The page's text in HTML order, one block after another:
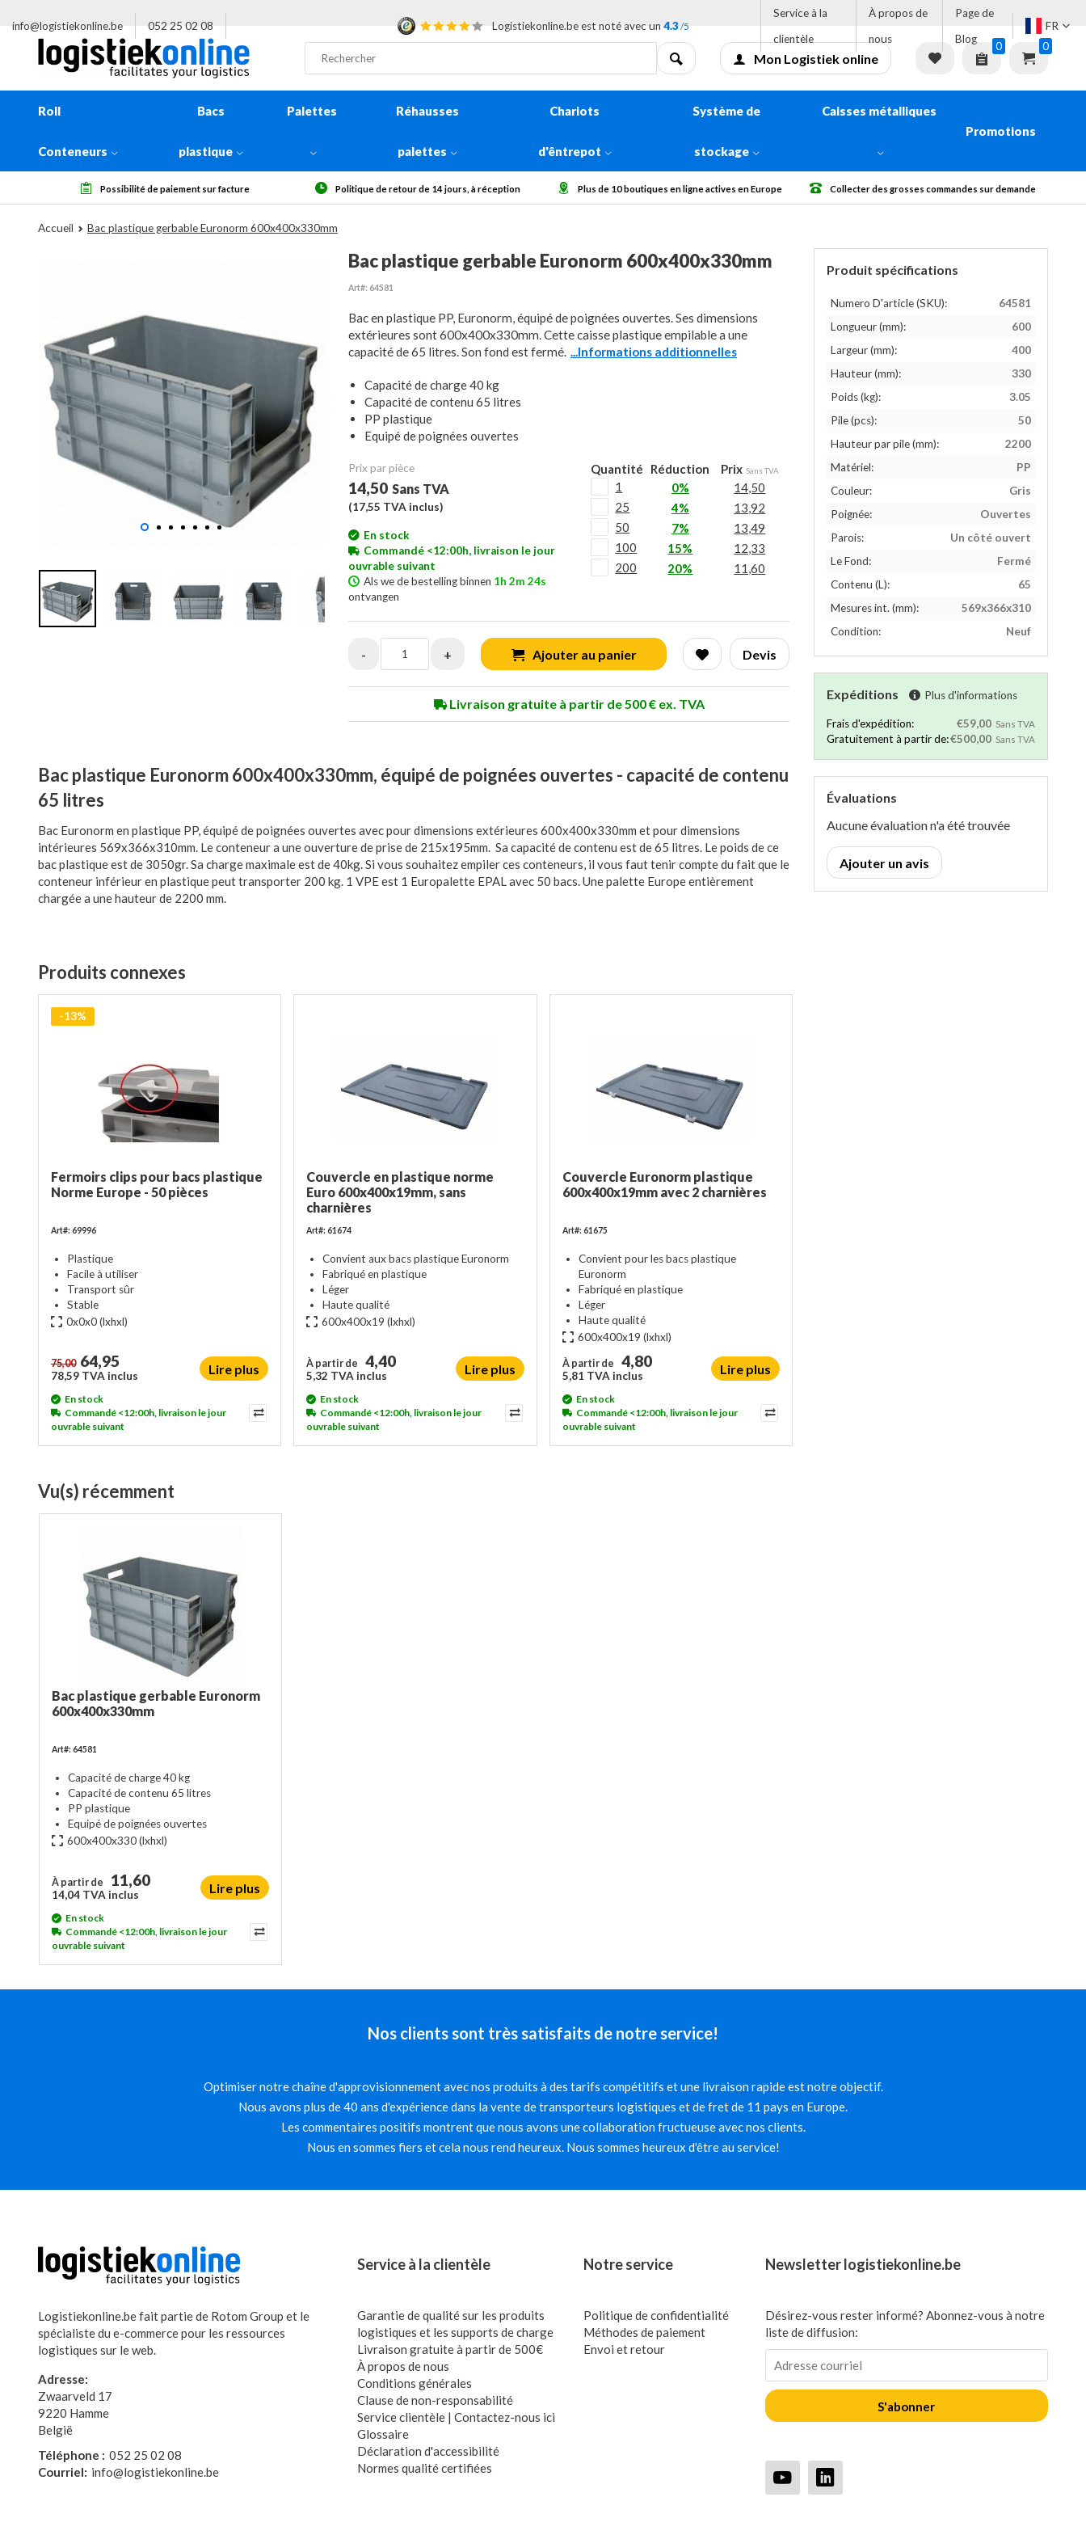
info@logistiekonline.be 052 25 02 08 Logistiekonline.be est noté avec un 4.3 /5
Service à la
clientèle
À propos de
nous
Page de
Blog
FR
Mon Logistiek online
0 0
Roll
Conteneurs
Bacs
plastique
Palettes Réhausses
palettes
Chariots
d'êntrepot
Système de
stockage
Caisses métalliques
Promotions
Possibilité de paiement sur facture Politique de retour de 14 jours, à réception Plus de 10 boutiques en ligne actives en Europe Collecter des grosses commandes sur demande
Accueil Bac plastique gerbable Euronorm 600x400x330mm
Bac plastique gerbable Euronorm 600x400x330mm
Art#: 64581
Bac en plastique PP, Euronorm, équipé de poignées ouvertes. Ses dimensions
extérieures sont 600x400x330mm. Cette caisse plastique empilable a une
capacité de 65 litres. Son fond est fermé. ...Informations additionnelles
Capacité de charge 40 kg
Capacité de contenu 65 litres
PP plastique
Equipé de poignées ouvertes
Prix ​​par pièce
14,50 Sans TVA
(17,55 TVA inclus)
En stock
Commandé <12:00h, livraison le jour
ouvrable suivant
Als we de bestelling binnen 1h 2m 23s
ontvangen
Quantité Réduction Prix Sans TVA
1 0%
14,50
25
4%
13,92
50
7%
13,49
100
15%
12,33
200
20% 11,60
- + Ajouter au panier Devis
Livraison gratuite à partir de 500 € ex. TVA
Bac plastique Euronorm 600x400x330mm, équipé de poignées ouvertes - capacité de contenu
65 litres
Bac Euronorm en plastique PP, équipé de poignées ouvertes avec pour dimensions extérieures 600x400x330mm et pour dimensions
intérieures 569x366x310mm. Le conteneur a une ouverture de prise de 215x195mm. Sa capacité de contenu est de 65 litres. Le poids de ce
bac plastique est de 3050gr. Sa charge maximale est de 40kg. Si vous souhaitez empiler ces conteneurs, il vous faut tenir compte du fait que le
conteneur inférieur en plastique peut transporter 200 kg. 1 VPE est 1 Europalette EPAL avec 50 bacs. Une palette Europe entièrement
chargée a une hauteur de 2200 mm.
Produit spécifications
Numero D'article (SKU):
64581
Longueur (mm):
600
Largeur (mm):
400
Hauteur (mm):
330
Poids (kg):
3.05
Pile (pcs):
50
Hauteur par pile (mm):
2200
Matériel:
PP
Couleur:
Gris
Poignée:
Ouvertes
Parois:
Un côté ouvert
Le Fond:
Fermé
Contenu (L):
65
Mesures int. (mm):
569x366x310
Condition:
Neuf
Expéditions Plus d'informations
Frais d'expédition: €59,00 Sans TVA
Gratuitement à partir de:€500,00 Sans TVA
Évaluations
Aucune évaluation n'a été trouvée
Ajouter un avis
Produits connexes
-13%
Fermoirs clips pour bacs plastique
Norme Europe - 50 pièces
Art#: 69996
Plastique
Facile à utiliser
Transport sûr
Stable
0x0x0(lxhxl)
75,00 64,95
78,59 TVA inclus Lire plus
En stock
Commandé <12:00h, livraison le jour
ouvrable suivant
Couvercle en plastique norme
Euro 600x400x19mm, sans
charnières
Art#: 61674
Convient aux bacs plastique Euronorm
Fabriqué en plastique
Léger
Haute qualité
600x400x19 (lxhxl)
À partir de 4,40
5,32 TVA inclus Lire plus
En stock
Commandé <12:00h, livraison le jour
ouvrable suivant
Couvercle Euronorm plastique
600x400x19mm avec 2 charnières
Art#: 61675
Convient pour les bacs plastique
Euronorm
Fabriqué en plastique
Léger
Haute qualité
600x400x19 (lxhxl)
À partir de 4,80
5,81 TVA inclus Lire plus
En stock
Commandé <12:00h, livraison le jour
ouvrable suivant
Vu(s) récemment
Bac plastique gerbable Euronorm
600x400x330mm
Art#: 64581
Capacité de charge 40 kg
Capacité de contenu 65 litres
PP plastique
Equipé de poignées ouvertes
600x400x330(lxhxl)
À partir de 11,60
14,04 TVA inclus Lire plus
En stock
Commandé <12:00h, livraison le jour
ouvrable suivant
Nos clients sont très satisfaits de notre service!
Optimiser notre chaîne d'approvisionnement avec nos produits à des tarifs compétitifs et une livraison rapide est notre objectif.
Nous avons plus de 40 ans d'expérience dans la vente de transporteurs logistiques et de fret de 11 pays en Europe.
Les commentaires positifs montrent que nous avons une collaboration fructueuse avec nos clients.
Nous en sommes fiers et cela nous rend heureux. Nous sommes heureux d'être au service!
Logistiekonline.be fait partie de Rotom Group et le
spécialiste du e-commerce pour les ressources
logistiques sur le web.
Adresse:
Zwaarveld 17
9220 Hamme
België
Téléphone : 052 25 02 08
Courriel: info@logistiekonline.be
Service à la clientèle
Garantie de qualité sur les produits
logistiques et les supports de charge
Livraison gratuite à partir de 500€
À propos de nous
Conditions générales
Clause de non-responsabilité
Service clientèle | Contactez-nous ici
Glossaire
Déclaration d'accessibilité
Normes qualité certifiées
Notre service
Politique de confidentialité
Méthodes de paiement
Envoi et retour
Newsletter logistiekonline.be
Désirez-vous rester informé? Abonnez-vous à notre
liste de diffusion:
S'abonner